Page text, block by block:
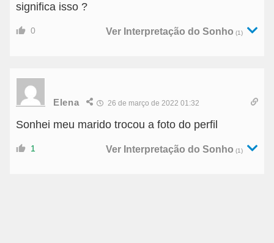
significa isso ?
0 Ver Interpretação do Sonho (1)
Elena 26 de março de 2022 01:32
Sonhei meu marido trocou a foto do perfil
1 Ver Interpretação do Sonho (1)